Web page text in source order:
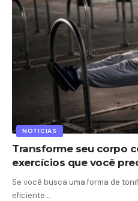
NOTICIAS
Transforme seu corpo
exercícios que você
Se você busca uma forma de
eficiente…